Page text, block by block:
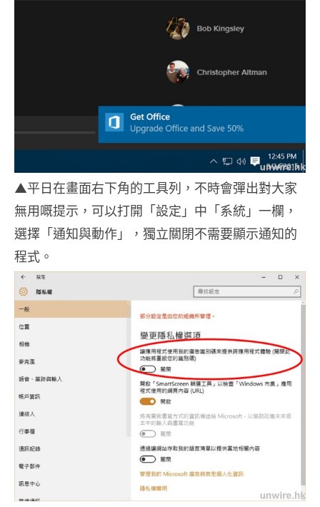
▲平日在畫面右下角的工具列，不時會彈出對大家
無用嘅提示，可以打開「設定」中「系統」一欄，
選擇「通知與動作」，獨立關閉不需要顯示通知的
程式。